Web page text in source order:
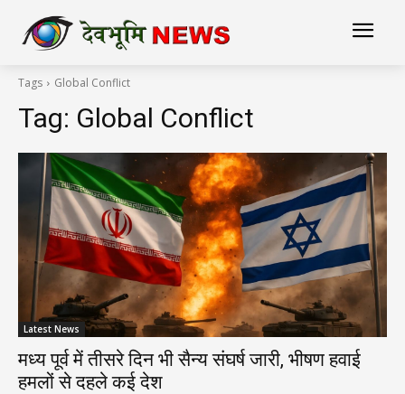
Tags Global Conflict
Tag: Global Conflict
Latest News
मध्य पूर्व में तीसरे दिन भी सैन्य संघर्ष जारी, भीषण हवाई
हमलों से दहले कई देश